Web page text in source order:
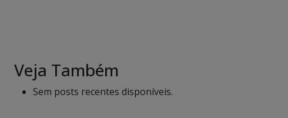
Veja Também
Sem posts recentes disponíveis.